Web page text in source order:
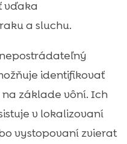
vďaka
a sluchu.
identifikovať
základe vôní. Ich
v lokalizovaní
vystopovaní zvierat